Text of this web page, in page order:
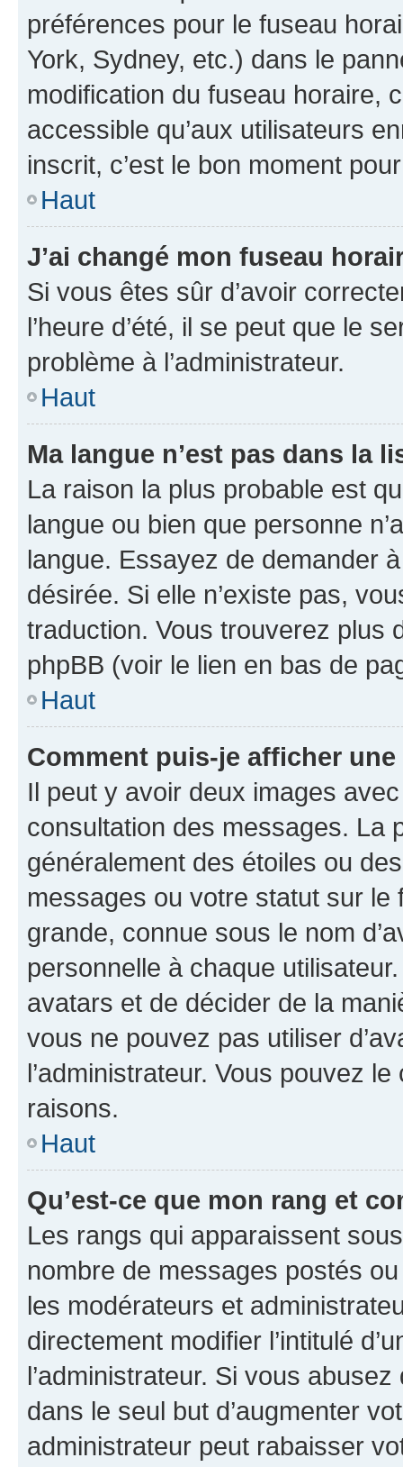
préférences pour le fuseau
York, Sydney, etc.) dans le
modification du fuseau horaire,
accessible qu’aux utilisateurs
inscrit, c’est le bon moment
Haut
J’ai changé mon fuseau
Si vous êtes sûr d’avoir
l’heure d’été, il se peut que le
problème à l’administrateur.
Haut
Ma langue n’est pas dans la
La raison la plus probable est
langue ou bien que personne
langue. Essayez de demander
désirée. Si elle n’existe pas,
traduction. Vous trouverez plus
phpBB (voir le lien en bas de
Haut
Comment puis-je afficher
Il peut y avoir deux images
consultation des messages. La
généralement des étoiles ou
messages ou votre statut sur
grande, connue sous le nom
personnelle à chaque utilisateur.
avatars et de décider de la
vous ne pouvez pas utiliser
l’administrateur. Vous pouvez
raisons.
Haut
Qu’est-ce que mon rang et
Les rangs qui apparaissent
nombre de messages postés
les modérateurs et
directement modifier l’intitulé
l’administrateur. Si vous
dans le seul but d’augmenter
administrateur peut rabaisser